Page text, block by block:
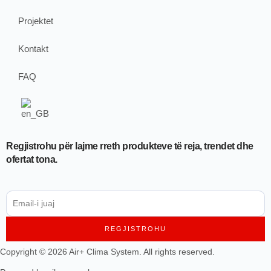
Projektet
Kontakt
FAQ
Regjistrohu për lajme rreth produkteve të reja, trendet dhe
ofertat tona.
REGJISTROHU
Copyright © 2026 Air+ Clima System. All rights reserved.